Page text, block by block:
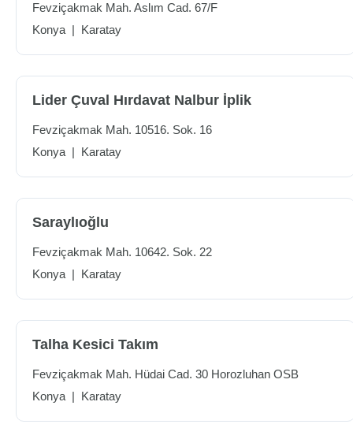
Fevziçakmak Mah. Aslım Cad. 67/F
Konya | Karatay
Lider Çuval Hırdavat Nalbur İplik
Fevziçakmak Mah. 10516. Sok. 16
Konya | Karatay
Saraylıoğlu
Fevziçakmak Mah. 10642. Sok. 22
Konya | Karatay
Talha Kesici Takım
Fevziçakmak Mah. Hüdai Cad. 30 Horozluhan OSB
Konya | Karatay